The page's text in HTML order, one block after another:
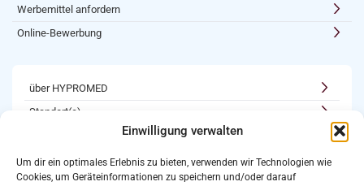
Einwilligung verwalten
Um dir ein optimales Erlebnis zu bieten, verwenden wir Technologien wie
Cookies, um Geräteinformationen zu speichern und/oder darauf
Werbemittel anfordern
Online-Bewerbung
über HYPROMED
Standort(e)
Karriere
Newsletter